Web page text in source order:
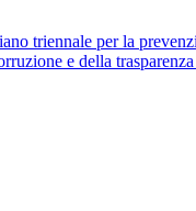
triennale per la
e della trasparenza